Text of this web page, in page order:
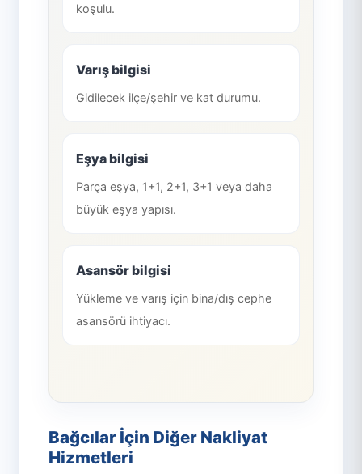
koşulu.
Varış bilgisi
Gidilecek ilçe/şehir ve kat durumu.
Eşya bilgisi
Parça eşya, 1+1, 2+1, 3+1 veya daha
büyük eşya yapısı.
Asansör bilgisi
Yükleme ve varış için bina/dış cephe
asansörü ihtiyacı.
Bağcılar İçin Diğer Nakliyat
Hizmetleri